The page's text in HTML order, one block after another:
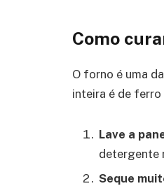
Como
O forno é uma
inteira é de
Lave a
detergente
Seque